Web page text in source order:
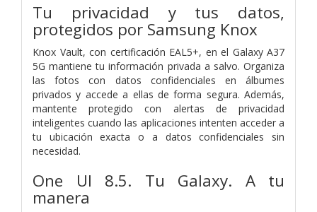
Tu privacidad y tus datos,
protegidos por Samsung Knox
Knox Vault, con certificación EAL5+, en el Galaxy A37
5G mantiene tu información privada a salvo. Organiza
las fotos con datos confidenciales en álbumes
privados y accede a ellas de forma segura. Además,
mantente protegido con alertas de privacidad
inteligentes cuando las aplicaciones intenten acceder a
tu ubicación exacta o a datos confidenciales sin
necesidad.
One UI 8.5. Tu Galaxy. A tu
manera